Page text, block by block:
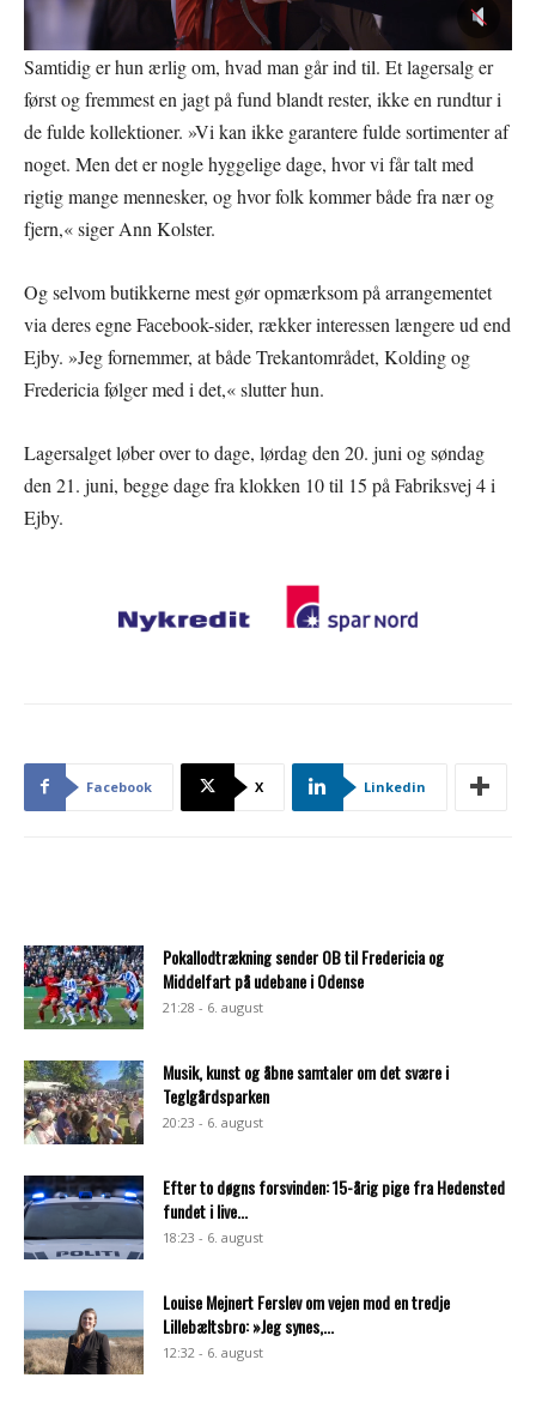
Samtidig er hun ærlig om, hvad man går ind til. Et lagersalg er
først og fremmest en jagt på fund blandt rester, ikke en rundtur i
de fulde kollektioner. »Vi kan ikke garantere fulde sortimenter af
noget. Men det er nogle hyggelige dage, hvor vi får talt med
rigtig mange mennesker, og hvor folk kommer både fra nær og
fjern,« siger Ann Kolster.
Og selvom butikkerne mest gør opmærksom på arrangementet
via deres egne Facebook-sider, rækker interessen længere ud end
Ejby. »Jeg fornemmer, at både Trekantområdet, Kolding og
Fredericia følger med i det,« slutter hun.
Lagersalget løber over to dage, lørdag den 20. juni og søndag
den 21. juni, begge dage fra klokken 10 til 15 på Fabriksvej 4 i
Ejby.
Facebook X Linkedin
Pokallodtrækning sender OB til Fredericia og
Middelfart på udebane i Odense
21:28 - 6. august
Musik, kunst og åbne samtaler om det svære i
Teglgårdsparken
20:23 - 6. august
Efter to døgns forsvinden: 15-årig pige fra Hedensted
fundet i live...
18:23 - 6. august
Louise Mejnert Ferslev om vejen mod en tredje
Lillebæltsbro: »Jeg synes,...
12:32 - 6. august